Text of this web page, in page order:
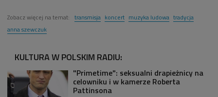
Zobacz więcej na temat: transmisja koncert muzyka ludowa tradycja
anna szewczuk
KULTURA W POLSKIM RADIU:
"Primetime": seksualni drapieżnicy na
celowniku i w kamerze Roberta
Pattinsona